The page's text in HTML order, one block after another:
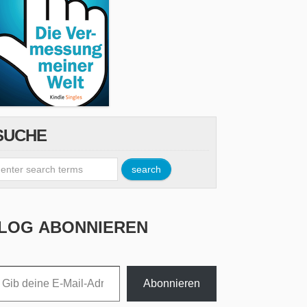
ABONNIEREN
ein ...
Abonnieren